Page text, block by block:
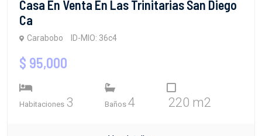
Casa En Venta En Las Trinitarias San Diego
Ca
Carabobo ID-MIO: 36c4
$ 95,000
Habitaciones 3 Baños 4 220 m2